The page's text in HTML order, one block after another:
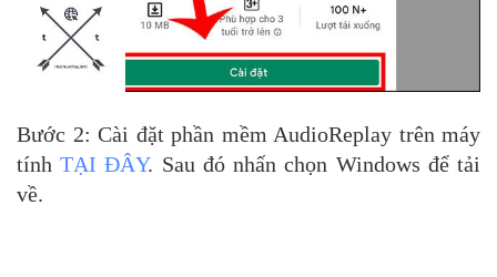
Bước 2: Cài đặt phần mềm AudioReplay trên máy
tínhTẠI ĐÂY. Sau đó nhấn chọn Windows để tải
về.